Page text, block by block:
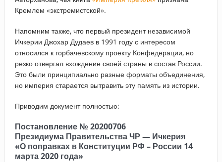
Кремлем «экстремистской».
Напомним также, что первый президент независимой
Ичкерии Джохар Дудаев в 1991 году с интересом
относился к горбачевскому проекту Конфедерации, но
резко отвергал вхождение своей страны в состав России.
Это были принципиально разные форматы объединения,
но империя старается вытравить эту память из истории.
Приводим документ полностью:
Постановление № 20200706
Президиума Правительства ЧР — Ичкерия
«О поправках в Конституции РФ – России 14
марта 2020 года»